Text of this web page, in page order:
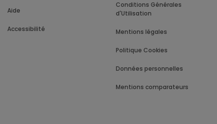
Aide
Accessibilité
Conditions Générales
d'Utilisation
Mentions légales
Politique Cookies
Données personnelles
Mentions comparateurs